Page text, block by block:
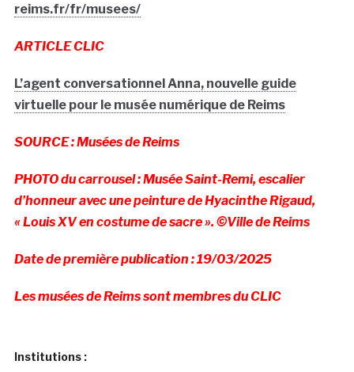
reims.fr/fr/musees/
ARTICLE CLIC
L’agent conversationnel Anna, nouvelle guide
virtuelle pour le musée numérique de Reims
SOURCE : Musées de Reims
PHOTO du carrousel : Musée Saint-Remi, escalier
d’honneur avec une peinture de Hyacinthe Rigaud,
« Louis XV en costume de sacre ». ©Ville de Reims
Date de première publication : 19/03/2025
Les musées de Reims sont membres du CLIC
Institutions :